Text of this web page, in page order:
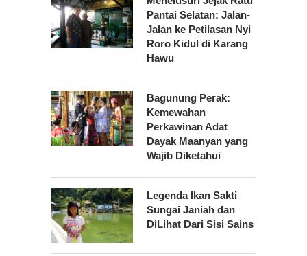
Pantai Selatan: Jalan-
Jalan ke Petilasan Nyi
Roro Kidul di Karang
Hawu
Bagunung Perak:
Kemewahan
Perkawinan Adat
Dayak Maanyan yang
Wajib Diketahui
Legenda Ikan Sakti
Sungai Janiah dan
DiLihat Dari Sisi Sains